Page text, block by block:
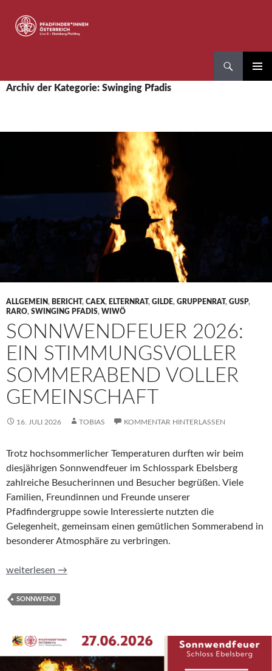
Inhalt
springen
Archiv der Kategorie: Swinging Pfadis
ALLGEMEIN, BERICHT, CAEX, ELTERNRAT, GILDE, GRUPPENRAT, GUSP,
RARO, SWINGING PFADIS, WIWÖ
SONNWENDFEUER 2026:
EIN STIMMUNGSVOLLER
SOMMERABEND VOLLER
GEMEINSCHAFT
16. JULI 2026 TOBIAS KOMMENTAR HINTERLASSEN
Trotz hochsommerlicher Temperaturen durften wir beim
diesjährigen Sonnwendfeuer im Schlosspark Ebelsberg
zahlreiche Besucherinnen und Besucher begrüßen. Viele
Familien, Freundinnen und Freunde unserer
Pfadfindergruppe sowie Interessierte nutzten die
Gelegenheit, gemeinsam einen gemütlichen Sommerabend in
besonderer Atmosphäre zu verbringen.
Sonnwendfeuer 2026: Ein stimmungsvoller Sommerabend
weiterlesen →
SONNWEND